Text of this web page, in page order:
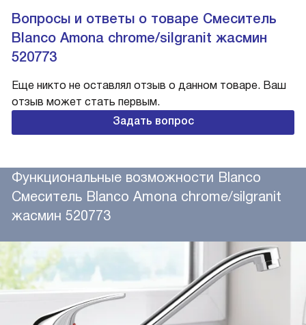
Вопросы и ответы о товаре Смеситель
Blanco Amona chrome/silgranit жасмин
520773
Еще никто не оставлял отзыв о данном товаре. Ваш
отзыв может стать первым.
Задать вопрос
Функциональные возможности Blanco
Смеситель Blanco Amona chrome/silgranit
жасмин 520773